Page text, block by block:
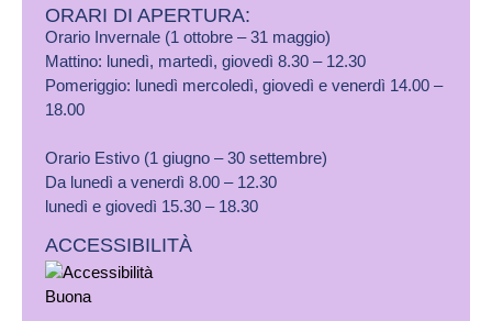
ORARI DI APERTURA:
Orario Invernale (1 ottobre – 31 maggio)
Mattino: lunedì, martedì, giovedì 8.30 – 12.30
Pomeriggio: lunedì mercoledì, giovedì e venerdì 14.00 –
18.00
Orario Estivo (1 giugno – 30 settembre)
Da lunedì a venerdì 8.00 – 12.30
lunedì e giovedì 15.30 – 18.30
ACCESSIBILITÀ